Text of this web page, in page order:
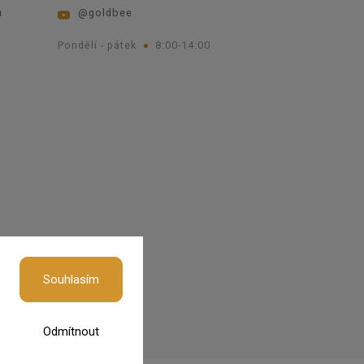
Odmítnout
Souhlasím
@goldbee
Pondělí - pátek 8:00-14:00